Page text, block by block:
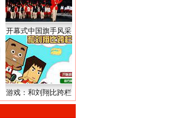
开幕式中国旗手风采
游戏：和刘翔比跨栏